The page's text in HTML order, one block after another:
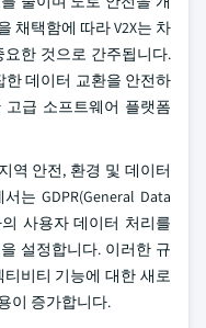
채택함에 따라 V2X는 차
한 것으로 간주됩니다.
한 데이터 교환을 안전하
급 소프트웨어 플랫폼
역 안전, 환경 및 데이터
는 GDPR(General Data
사용자 데이터 처리를
설정합니다. 이러한 규
비티 기능에 대한 새로
이 증가합니다.